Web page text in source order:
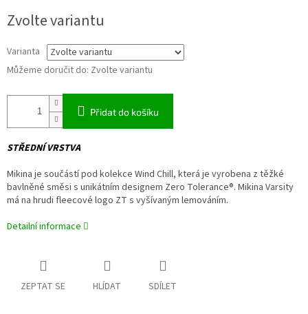
cena:
Zvolte variantu
Varianta
Můžeme doručit do: Zvolte variantu
Přidat do košíku
STŘEDNÍ VRSTVA
Mikina je součástí pod kolekce Wind Chill, která je vyrobena z těžké
bavlněné směsi s unikátním designem Zero Tolerance®. Mikina Varsity
má na hrudi fleecové logo ZT s vyšívaným lemováním.
Detailní informace
ZEPTAT SE HLÍDAT SDÍLET